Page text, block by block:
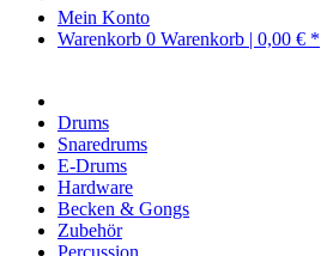
Mein Konto
Warenkorb 0 Warenkorb | 0,00 € *
Drums
Snaredrums
E-Drums
Hardware
Becken & Gongs
Zubehör
Percussion